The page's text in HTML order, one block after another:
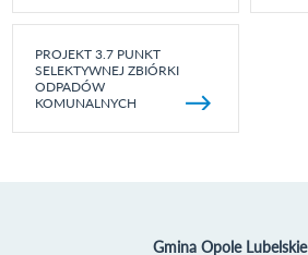
PROJEKT 3.7 PUNKT
SELEKTYWNEJ ZBIÓRKI
ODPADÓW
KOMUNALNYCH
Gmina Opole Lubelskie